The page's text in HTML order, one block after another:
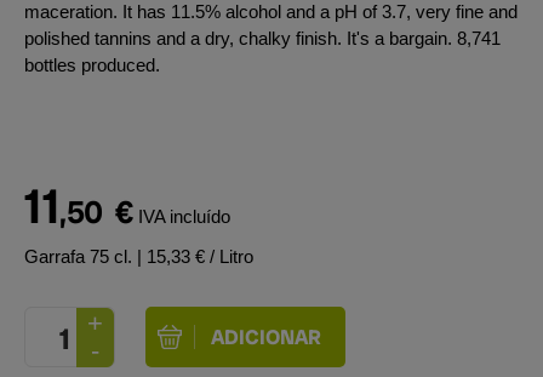
maceration. It has 11.5% alcohol and a pH of 3.7, very fine and
polished tannins and a dry, chalky finish. It's a bargain. 8,741
bottles produced.
11,50 € IVA incluído
Garrafa 75 cl. | 15,33 € / Litro